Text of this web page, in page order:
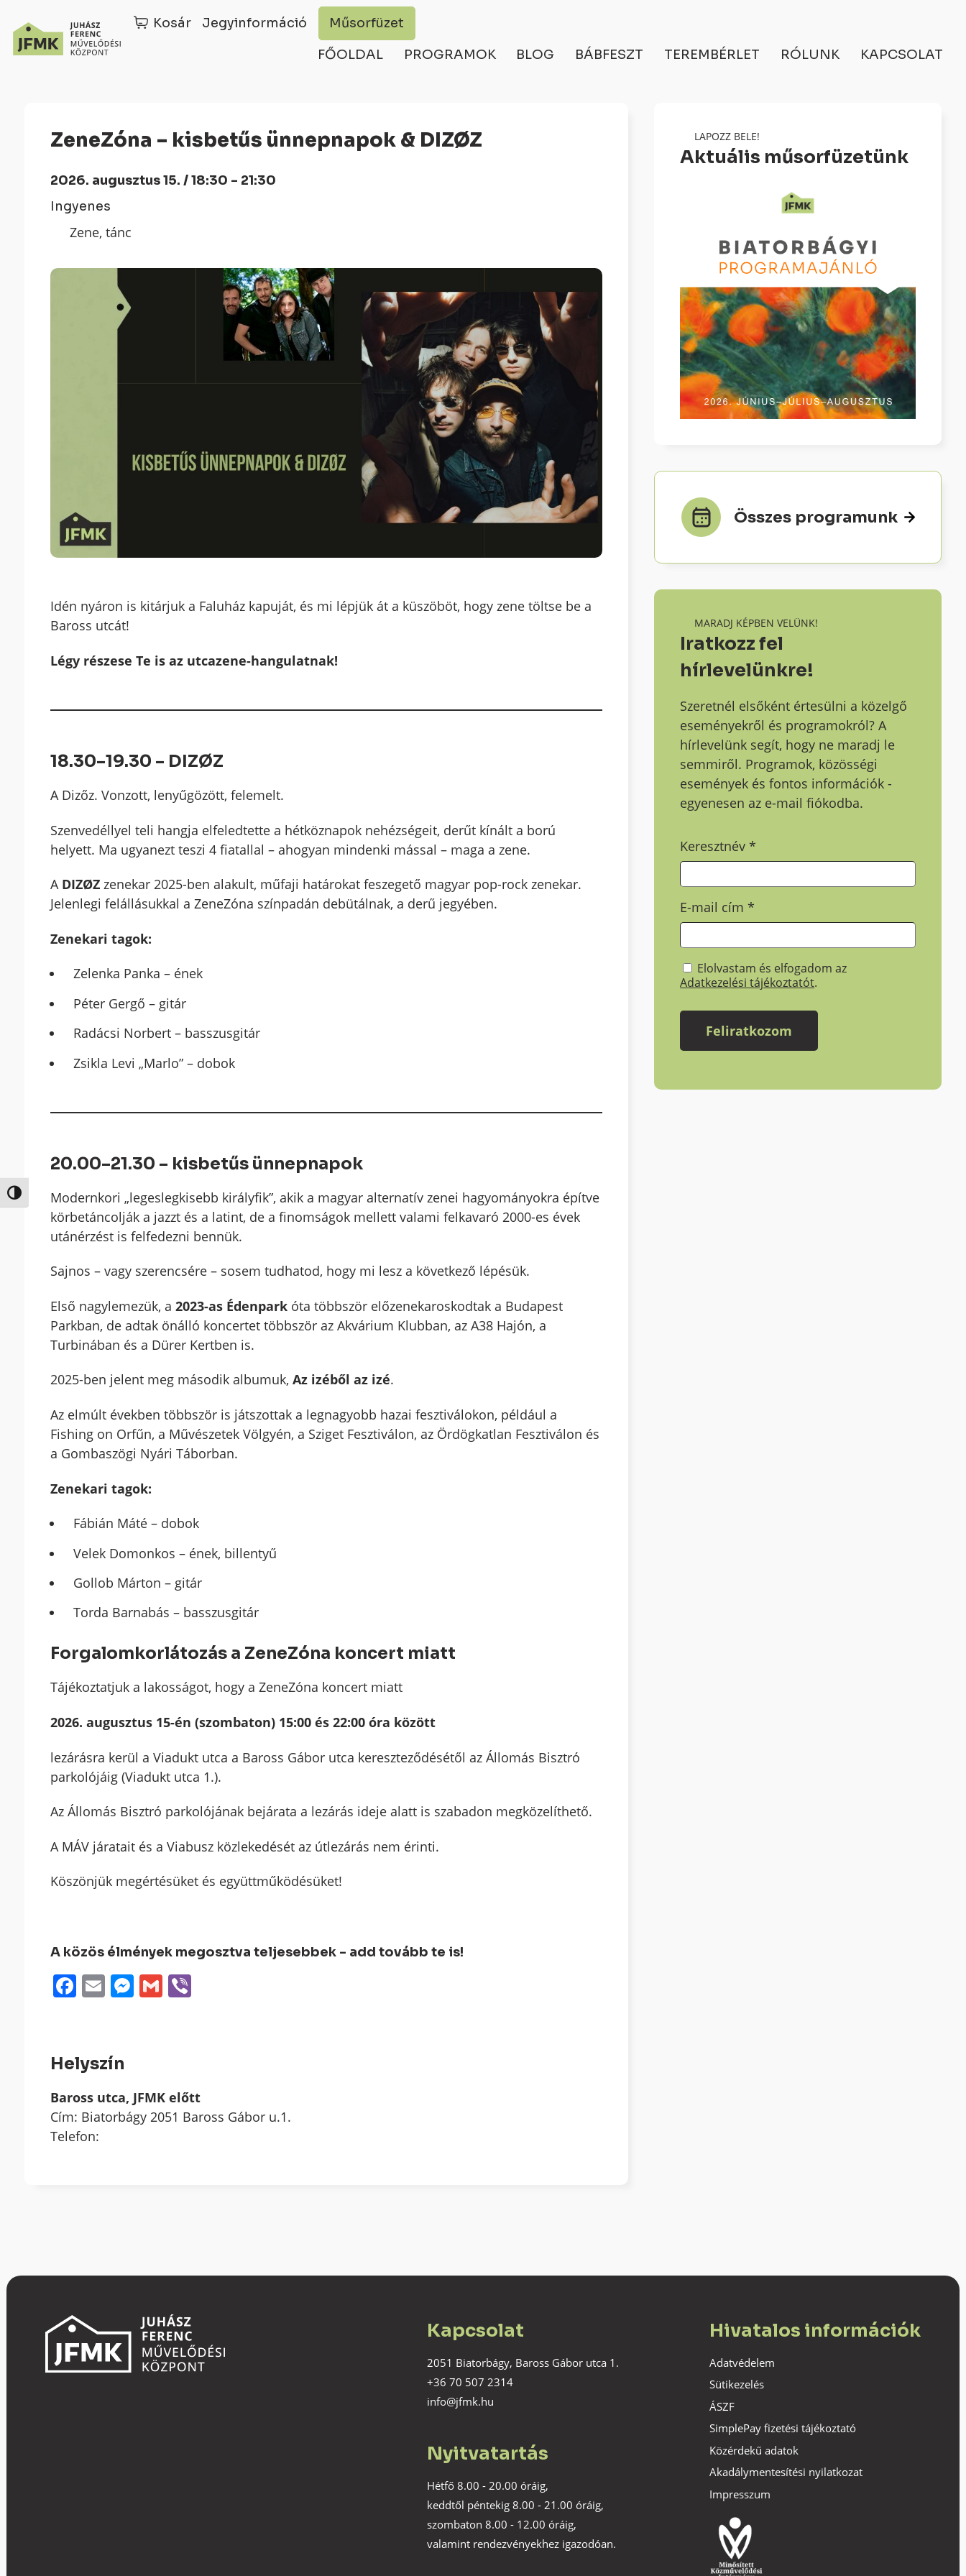
Nagy kontraszt váltása
Kosár Jegyinformáció Műsorfüzet
FŐOLDAL PROGRAMOK BLOG BÁBFESZT TEREMBÉRLET RÓLUNK KAPCSOLAT
ZeneZóna – kisbetűs ünnepnapok & DIZØZ
2026. augusztus 15. / 18:30 - 21:30
Ingyenes
Zene, tánc
Idén nyáron is kitárjuk a Faluház kapuját, és mi lépjük át a küszöböt, hogy zene töltse be a
Baross utcát!
Légy részese Te is az utcazene-hangulatnak!
18.30–19.30 – DIZØZ
A Dizőz. Vonzott, lenyűgözött, felemelt.
Szenvedéllyel teli hangja elfeledtette a hétköznapok nehézségeit, derűt kínált a ború
helyett. Ma ugyanezt teszi 4 fiatallal – ahogyan mindenki mással – maga a zene.
A DIZØZzenekar 2025-ben alakult, műfaji határokat feszegető magyar pop-rock zenekar.
Jelenlegi felállásukkal a ZeneZóna színpadán debütálnak, a derű jegyében.
Zenekari tagok:
Zelenka Panka – ének
Péter Gergő – gitár
Radácsi Norbert – basszusgitár
Zsikla Levi „Marlo” – dobok
20.00–21.30 – kisbetűs ünnepnapok
Modernkori „legeslegkisebb királyfik”, akik a magyar alternatív zenei hagyományokra építve
körbetáncolják a jazzt és a latint, de a finomságok mellett valami felkavaró 2000-es évek
utánérzést is felfedezni bennük.
Sajnos – vagy szerencsére – sosem tudhatod, hogy mi lesz a következő lépésük.
Első nagylemezük, a 2023-as Édenparkóta többször előzenekaroskodtak a Budapest
Parkban, de adtak önálló koncertet többször az Akvárium Klubban, az A38 Hajón, a
Turbinában és a Dürer Kertben is.
2025-ben jelent meg második albumuk, Az izéből az izé.
Az elmúlt években többször is játszottak a legnagyobb hazai fesztiválokon, például a
Fishing on Orfűn, a Művészetek Völgyén, a Sziget Fesztiválon, az Ördögkatlan Fesztiválon és
a Gombaszögi Nyári Táborban.
Zenekari tagok:
Fábián Máté – dobok
Velek Domonkos – ének, billentyű
Gollob Márton – gitár
Torda Barnabás – basszusgitár
Forgalomkorlátozás a ZeneZóna koncert miatt
Tájékoztatjuk a lakosságot, hogy a ZeneZóna koncert miatt
2026. augusztus 15-én (szombaton) 15:00 és 22:00 óra között
lezárásra kerül a Viadukt utca a Baross Gábor utca kereszteződésétől az Állomás Bisztró
parkolójáig (Viadukt utca 1.).
Az Állomás Bisztró parkolójának bejárata a lezárás ideje alatt is szabadon megközelíthető.
A MÁV járatait és a Viabusz közlekedését az útlezárás nem érinti.
Köszönjük megértésüket és együttműködésüket!
A közös élmények megosztva teljesebbek - add tovább te is!
Facebook
EmailMessenger
GmailViber
Helyszín
Baross utca, JFMK előtt
Cím: Biatorbágy 2051 Baross Gábor u.1.
Telefon:
LAPOZZ BELE!
Aktuális műsorfüzetünk
Összes programunk
MARADJ KÉPBEN VELÜNK!
Iratkozz fel
hírlevelünkre!
Szeretnél elsőként értesülni a közelgő
eseményekről és programokról? A
hírlevelünk segít, hogy ne maradj le
semmiről. Programok, közösségi
események és fontos információk -
egyenesen az e-mail fiókodba.
Keresztnév*
E-mail cím*
Elolvastam és elfogadom az
Adatkezelési tájékoztatót.
Kapcsolat
2051 Biatorbágy, Baross Gábor utca 1.
+36 70 507 2314
info@jfmk.hu
Nyitvatartás
Hétfő 8.00 - 20.00 óráig,
keddtől péntekig 8.00 - 21.00 óráig,
szombaton 8.00 - 12.00 óráig,
valamint rendezvényekhez igazodóan.
Hivatalos információk
Adatvédelem
Sütikezelés
ÁSZF
SimplePay fizetési tájékoztató
Közérdekű adatok
Akadálymentesítési nyilatkozat
Impresszum